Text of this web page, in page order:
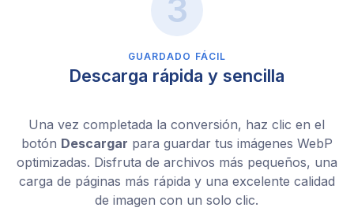
GUARDADO FÁCIL
Descarga rápida y sencilla
Una vez completada la conversión, haz clic en el
botón Descargar para guardar tus imágenes WebP
optimizadas. Disfruta de archivos más pequeños, una
carga de páginas más rápida y una excelente calidad
de imagen con un solo clic.